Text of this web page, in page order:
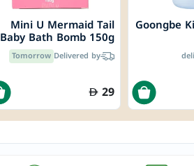
Mini U Mermaid Tail
Baby Bath Bomb 150g
Delivered by
Tomorrow
29
Goongbe